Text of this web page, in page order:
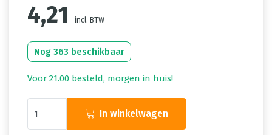
4,21 incl. BTW
Nog 363 beschikbaar
Voor 21.00 besteld, morgen in huis!
In winkelwagen